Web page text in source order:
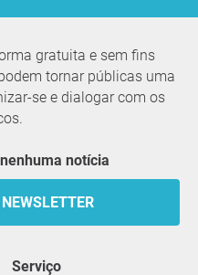
gratuita e sem fins
tornar públicas uma
se e dialogar com os
nenhuma notícia
serviço